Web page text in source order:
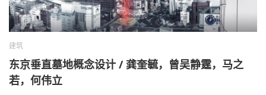
建筑
东京垂直墓地概念设计 / 龚奎毓，曾吴静霆，马之
若，何伟立